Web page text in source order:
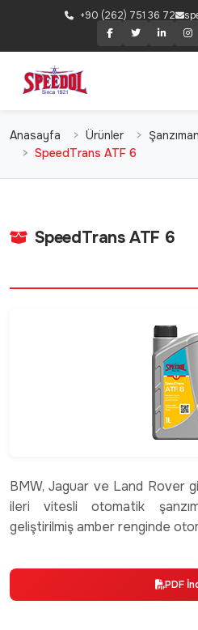
+90 (262) 751 36 72
Anasayfa Ürünler
SpeedTrans ATF 6
SpeedTrans ATF 6
BMW, Jaguar ve Land Rover
ileri vitesli otomatik
geliştirilmiş amber renginde
PDF